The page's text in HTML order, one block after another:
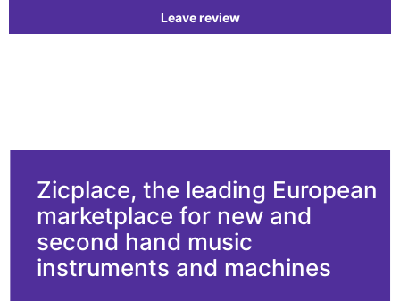
Leave review
Zicplace, the leading European
marketplace for new and
second hand music
instruments and machines